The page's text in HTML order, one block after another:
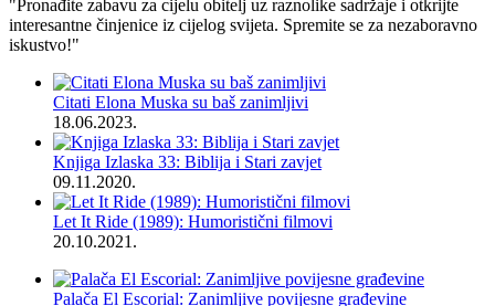
"Pronađite zabavu za cijelu obitelj uz raznolike sadržaje i otkrijte
interesantne činjenice iz cijelog svijeta. Spremite se za nezaboravno
iskustvo!"
Citati Elona Muska su baš zanimljivi
18.06.2023.
Knjiga Izlaska 33: Biblija i Stari zavjet
09.11.2020.
Let It Ride (1989): Humoristični filmovi
20.10.2021.
Palača El Escorial: Zanimljive povijesne građevine